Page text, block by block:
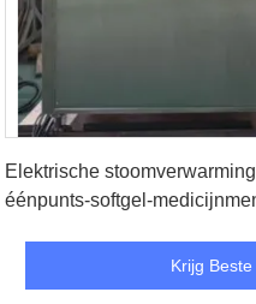
Elektrische
éénpunts-softgel-
Krijg